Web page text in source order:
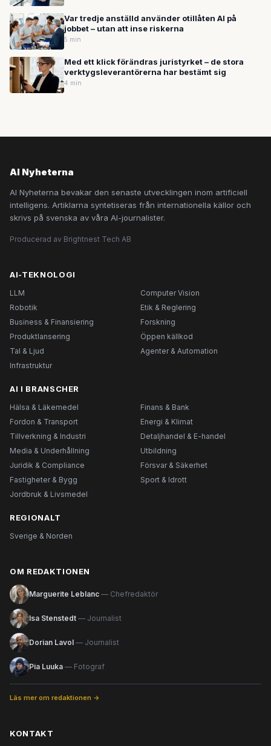
Var tredje anställd använder otillåten AI på
jobbet – utan att inse riskerna
5 min
Med ett klick förändras juristyrket – de stora
verktygsleverantörerna har bestämt sig
4 min
AI Nyheterna
AI Nyheterna bevakar den senaste utvecklingen inom artificiell
intelligens. Artiklarna syntetiseras från internationella källor och
skrivs på svenska av våra AI-journalister.
Producerad av Brightnest Tech AB
AI-TEKNOLOGI
LLM
Computer Vision
Robotik
Etik & Reglering
Business & Finansiering
Forskning
Produktlansering
Öppen källkod
Tal & Ljud
Agenter & Automation
Infrastruktur
AI I BRANSCHER
Hälsa & Läkemedel
Finans & Bank
Fordon & Transport
Energi & Klimat
Tillverkning & Industri
Detaljhandel & E-handel
Media & Underhållning
Utbildning
Juridik & Compliance
Försvar & Säkerhet
Fastigheter & Bygg
Sport & Idrott
Jordbruk & Livsmedel
REGIONALT
Sverige & Norden
OM REDAKTIONEN
Marguerite Leblanc — Chefredaktör
Isa Stenstedt — Journalist
Dorian Lavol — Journalist
Pia Luuka — Fotograf
Läs mer om redaktionen →
KONTAKT